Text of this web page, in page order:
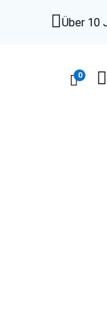
Über 10
0 